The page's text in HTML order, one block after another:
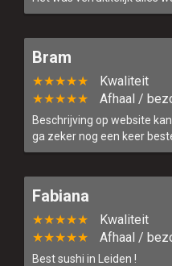
Bram
★★★★★
Kwaliteit
★★★★★
Afhaal /
Beschrijving op website
ga zeker nog een keer
Fabiana
★★★★★
Kwaliteit
★★★★★
Afhaal /
Best sushi in Leiden !